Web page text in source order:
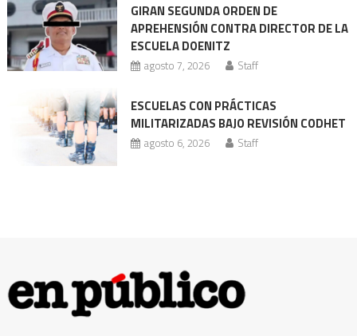
GIRAN SEGUNDA ORDEN DE
APREHENSIÓN CONTRA DIRECTOR DE LA
ESCUELA DOENITZ
agosto 7, 2026 Staff
ESCUELAS CON PRÁCTICAS
MILITARIZADAS BAJO REVISIÓN CODHET
agosto 6, 2026 Staff